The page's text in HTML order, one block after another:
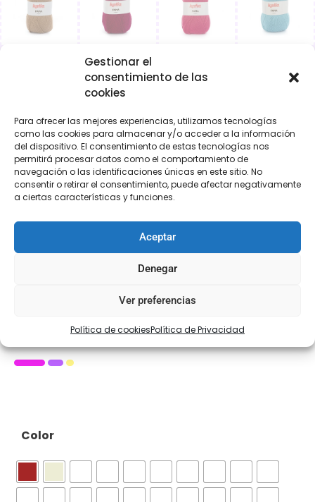
Gestionar el
consentimiento de las
cookies
Para ofrecer las mejores experiencias, utilizamos tecnologías
como las cookies para almacenar y/o acceder a la información
del dispositivo. El consentimiento de estas tecnologías nos
permitirá procesar datos como el comportamiento de
navegación o las identificaciones únicas en este sitio. No
consentir o retirar el consentimiento, puede afectar negativamente
a ciertas características y funciones.
Aceptar
Denegar
Ver preferencias
Política de cookiesPolítica de Privacidad
Katia – Fama
Color